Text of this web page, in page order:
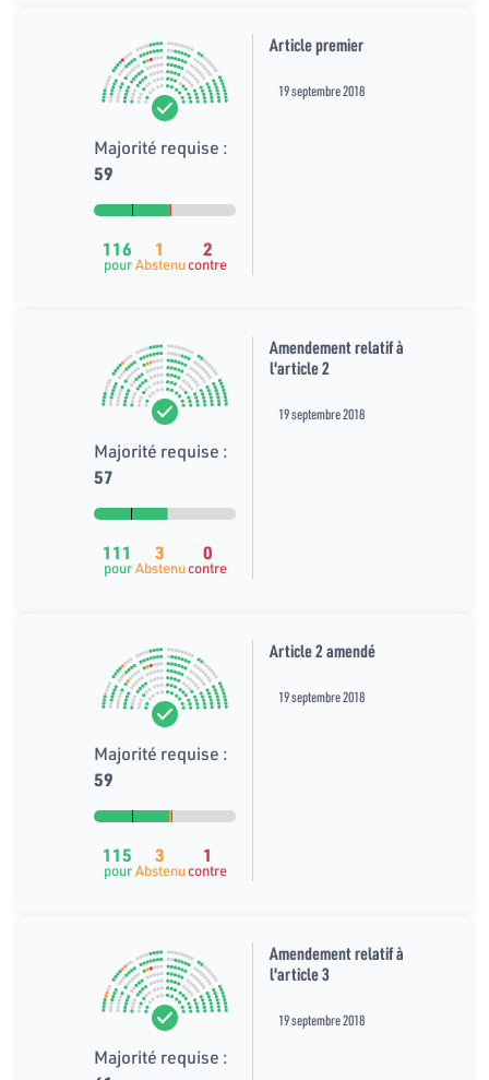
Majorité requise :
59
116
pour
1
Abstenu
2
contre
Article premier
19 septembre 2018
Majorité requise :
57
111
pour
3
Abstenu
0
contre
Amendement relatif à
l'article 2
19 septembre 2018
Majorité requise :
59
115
pour
3
Abstenu
1
contre
Article 2 amendé
19 septembre 2018
Majorité requise :
Amendement relatif à
l'article 3
19 septembre 2018